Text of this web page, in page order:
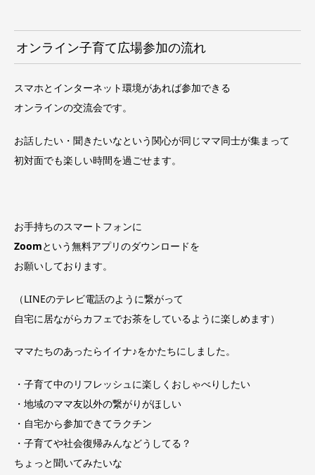
オンライン子育て広場参加の流れ
スマホとインターネット環境があれば参加できる
オンラインの交流会です。
お話したい・聞きたいなという関心が同じママ同士が集まって
初対面でも楽しい時間を過ごせます。
お手持ちのスマートフォンに
Zoomという無料アプリのダウンロードを
お願いしております。
（LINEのテレビ電話のように繋がって
自宅に居ながらカフェでお茶をしているように楽しめます）
ママたちのあったらイイナ♪をかたちにしました。
・子育て中のリフレッシュに楽しくおしゃべりしたい
・地域のママ友以外の繋がりがほしい
・自宅から参加できてラクチン
・子育てや社会復帰みんなどうしてる？
ちょっと聞いてみたいな